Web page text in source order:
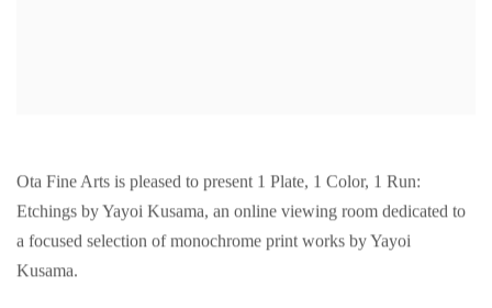
Ota Fine Arts is pleased to present 1 Plate, 1 Color, 1 Run:
Etchings by Yayoi Kusama, an online viewing room dedicated to
a focused selection of monochrome print works by Yayoi
Kusama.